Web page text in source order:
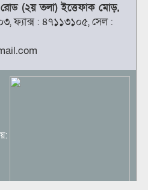
(২য় তলা) ইত্তেফাক মোড়,
ফ্যাক্স : ৪৭১১৩১০৫, সেল :